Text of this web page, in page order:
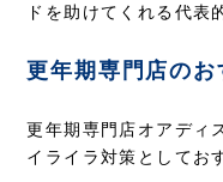
ドを助けてくれる代表
更年期専門店のお
更年期専門店オアディ
イライラ対策としてお